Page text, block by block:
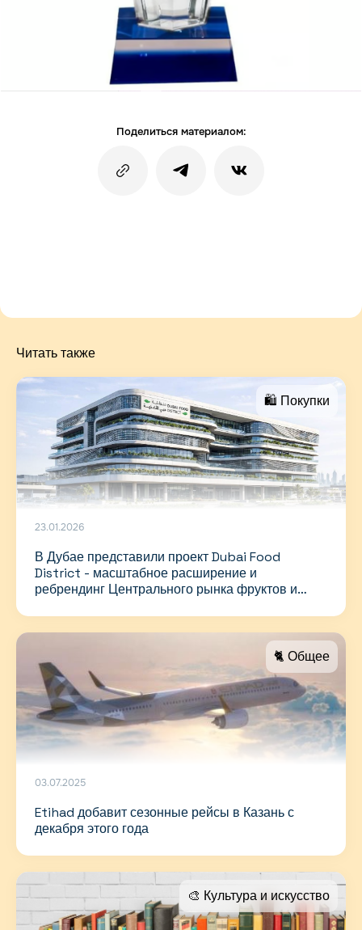
Поделиться материалом:
Читать также
🛍 Покупки
23.01.2026
В Дубае представили проект Dubai Food
District - масштабное расширение и
ребрендинг Центрального рынка фруктов и
🐈 Общее
03.07.2025
Etihad добавит сезонные рейсы в Казань с
декабря этого года
🎨 Культура и искусство